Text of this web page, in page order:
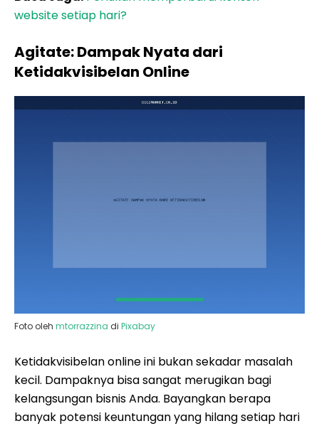
website setiap hari?
Agitate: Dampak Nyata dari
Ketidakvisibelan Online
Foto oleh mtorrazzina di Pixabay
Ketidakvisibelan online ini bukan sekadar masalah
kecil. Dampaknya bisa sangat merugikan bagi
kelangsungan bisnis Anda. Bayangkan berapa
banyak potensi keuntungan yang hilang setiap hari